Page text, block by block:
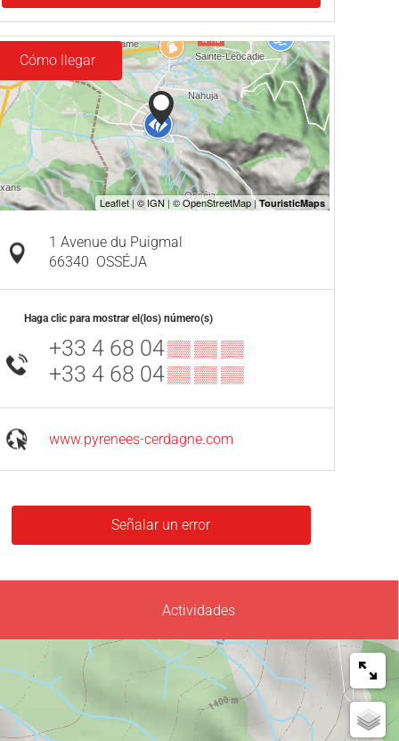
Cómo llegar
1 Avenue du Puigmal
66340 OSSÉJA
Haga clic para mostrar el(los) número(s)
+33 4 68 04▒▒ ▒▒ ▒▒
+33 4 68 04▒▒ ▒▒ ▒▒
www.pyrenees-cerdagne.com
Señalar un error
Actividades